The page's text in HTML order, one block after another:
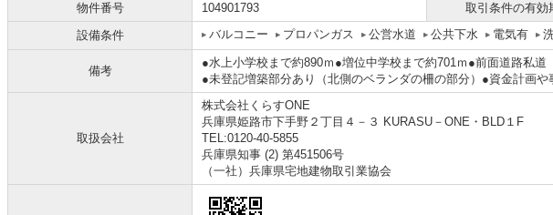
物件番号
104901793
取引条件の有効
設備条件
バルコニー プロパンガス 公営水道 公共下水 電気有
備考
●水上小学校まで約890ｍ●増位中学校まで約701ｍ●前面道路私
●未登記増築部分あり（北側のベランダの柵の部分）●資金計画
取扱会社
株式会社くらすONE
兵庫県姫路市下手野２丁目４－３ KURASU－ONE・BLD１F
TEL:0120-40-5855
兵庫県知事 (2) 第451506号
（一社）兵庫県宅地建物取引業協会